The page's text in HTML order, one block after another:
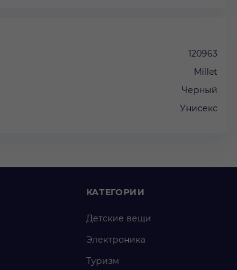
120963
Millet
Черный
Унисекс
КАТЕГОРИИ
Детские вещи
Электроника
Туризм